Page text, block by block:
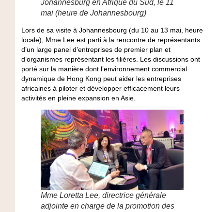
Johannesburg en Afrique du Sud, le 11
mai (heure de Johannesbourg)
Lors de sa visite à Johannesbourg (du 10 au 13 mai, heure
locale), Mme Lee est parti à la rencontre de représentants
d’un large panel d’entreprises de premier plan et
d’organismes représentant les filières. Les discussions ont
porté sur la manière dont l’environnement commercial
dynamique de Hong Kong peut aider les entreprises
africaines à piloter et développer efficacement leurs
activités en pleine expansion en Asie.
Mme Loretta Lee, directrice générale
adjointe en charge de la promotion des